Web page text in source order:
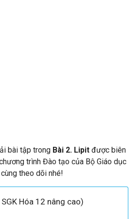
bài tập trong Bài 2. Lipit được biên
trình Đào tạo của Bộ Giáo dục
theo dõi nhé!
Hóa 12 nâng cao)